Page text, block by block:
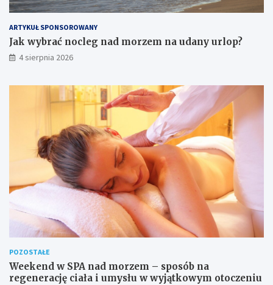
ARTYKUŁ SPONSOROWANY
Jak wybrać nocleg nad morzem na udany urlop?
4 sierpnia 2026
POZOSTAŁE
Weekend w SPA nad morzem – sposób na
regenerację ciała i umysłu w wyjątkowym otoczeniu